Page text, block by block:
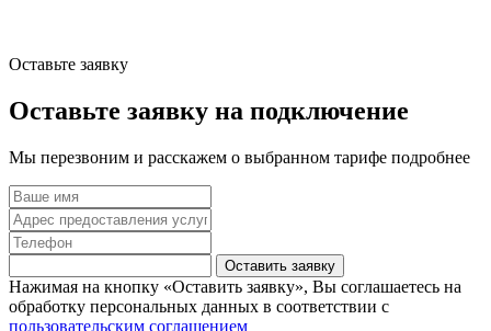
Оставьте заявку
Оставьте заявку на подключение
Мы перезвоним и расскажем о выбранном тарифе подробнее
Оставить заявку
Нажимая на кнопку «Оставить заявку», Вы соглашаетесь на
обработку персональных данных в соответствии с
пользовательским соглашением